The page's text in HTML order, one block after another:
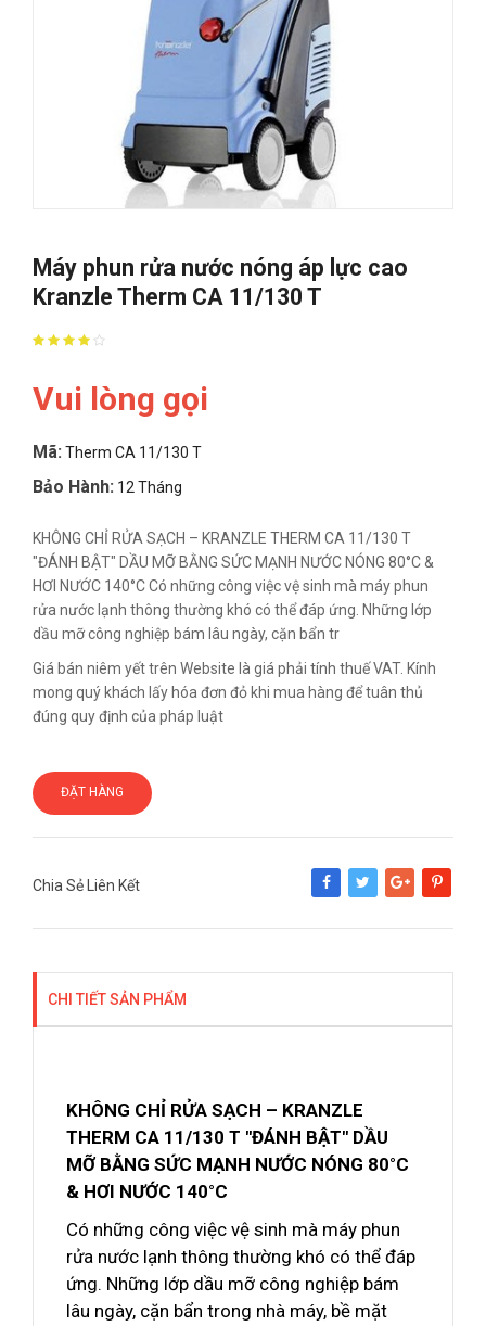
Máy phun rửa nước nóng áp lực cao
Kranzle Therm CA 11/130 T
Vui lòng gọi
Mã: Therm CA 11/130 T
Bảo Hành: 12 Tháng
KHÔNG CHỈ RỬA SẠCH – KRANZLE THERM CA 11/130 T
"ĐÁNH BẬT" DẦU MỠ BẰNG SỨC MẠNH NƯỚC NÓNG 80°C &
HƠI NƯỚC 140°C Có những công việc vệ sinh mà máy phun
rửa nước lạnh thông thường khó có thể đáp ứng. Những lớp
dầu mỡ công nghiệp bám lâu ngày, cặn bẩn tr
Giá bán niêm yết trên Website là giá phải tính thuế VAT. Kính
mong quý khách lấy hóa đơn đỏ khi mua hàng để tuân thủ
đúng quy định của pháp luật
ĐẶT HÀNG
Chia Sẻ Liên Kết
Share Tweet Google+Pinterest
CHI TIẾT SẢN PHẨM
KHÔNG CHỈ RỬA SẠCH – KRANZLE
THERM CA 11/130 T "ĐÁNH BẬT" DẦU
MỠ BẰNG SỨC MẠNH NƯỚC NÓNG 80°C
& HƠI NƯỚC 140°C
Có những công việc vệ sinh mà máy phun
rửa nước lạnh thông thường khó có thể đáp
ứng. Những lớp dầu mỡ công nghiệp bám
lâu ngày, cặn bẩn trong nhà máy, bề mặt